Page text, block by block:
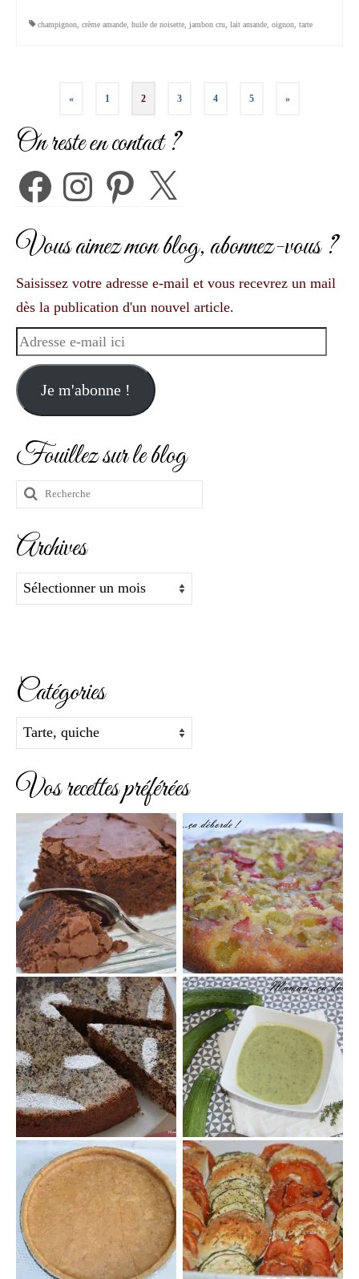
champignon crème amande huile de noisette jambon cru lait amande oignon tarte
Pagination
des
publications
« 1 2 3 4 5 »
On reste en contact ?
FacebookInstagramPinterest X
Vous aimez mon blog, abonnez-vous ?
Saisissez votre adresse e-mail et vous recevrez un mail
dès la publication d'un nouvel article.
Adresse
mail
ici
Je m'abonne !
Fouillez sur le blog
Rechercher
Archives
Archives
Catégories
Catégories
Vos recettes préférées